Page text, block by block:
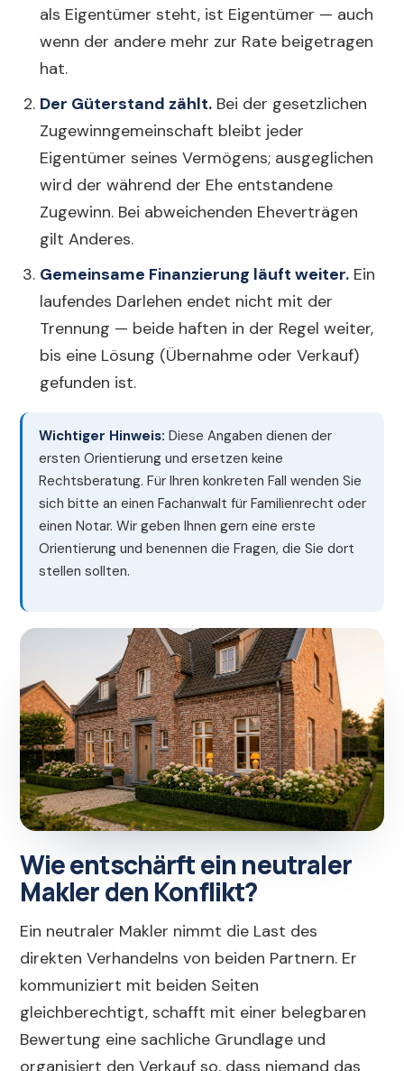
als Eigentümer steht, ist Eigentümer — auch
wenn der andere mehr zur Rate beigetragen
hat.
Der Güterstand zählt. Bei der gesetzlichen
Zugewinngemeinschaft bleibt jeder
Eigentümer seines Vermögens; ausgeglichen
wird der während der Ehe entstandene
Zugewinn. Bei abweichenden Eheverträgen
gilt Anderes.
Gemeinsame Finanzierung läuft weiter. Ein
laufendes Darlehen endet nicht mit der
Trennung — beide haften in der Regel weiter,
bis eine Lösung (Übernahme oder Verkauf)
gefunden ist.
Wichtiger Hinweis: Diese Angaben dienen der
ersten Orientierung und ersetzen keine
Rechtsberatung. Für Ihren konkreten Fall wenden Sie
sich bitte an einen Fachanwalt für Familienrecht oder
einen Notar. Wir geben Ihnen gern eine erste
Orientierung und benennen die Fragen, die Sie dort
stellen sollten.
Wie entschärft ein neutraler
Makler den Konflikt?
Ein neutraler Makler nimmt die Last des
direkten Verhandelns von beiden Partnern. Er
kommuniziert mit beiden Seiten
gleichberechtigt, schafft mit einer belegbaren
Bewertung eine sachliche Grundlage und